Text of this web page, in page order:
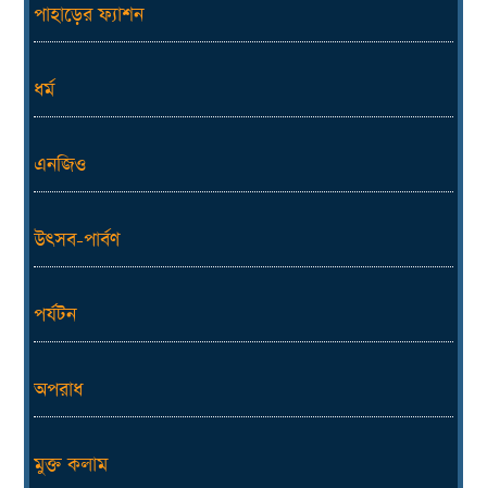
পাহাড়ের ফ্যাশন
ধর্ম
এনজিও
উৎসব-পার্বণ
পর্যটন
অপরাধ
মুক্ত কলাম